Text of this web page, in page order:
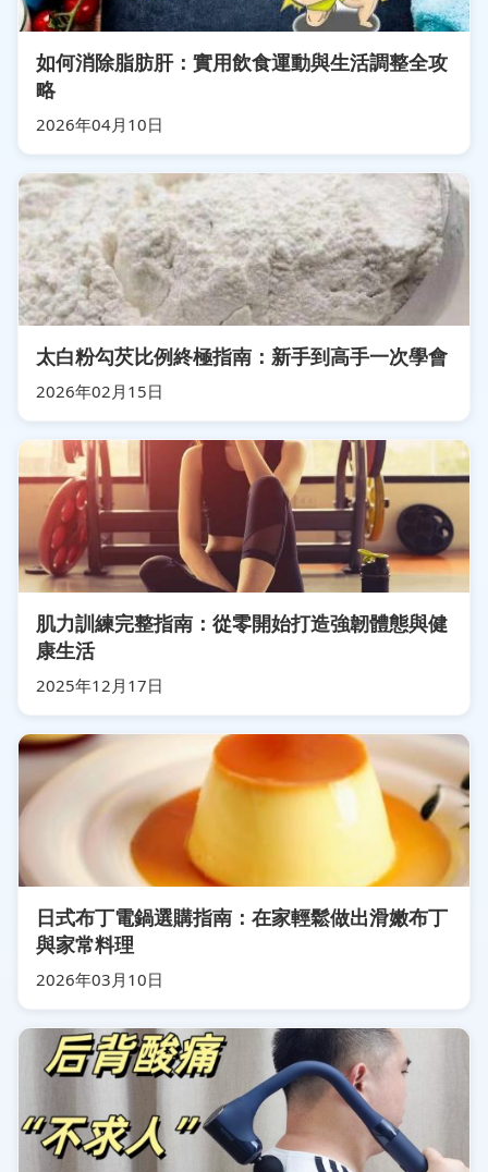
如何消除脂肪肝：實用飲食運動與生活調整全攻
略
2026年04月10日
太白粉勾芡比例終極指南：新手到高手一次學會
2026年02月15日
肌力訓練完整指南：從零開始打造強韌體態與健
康生活
2025年12月17日
日式布丁電鍋選購指南：在家輕鬆做出滑嫩布丁
與家常料理
2026年03月10日